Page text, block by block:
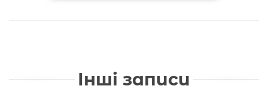
Інші записи